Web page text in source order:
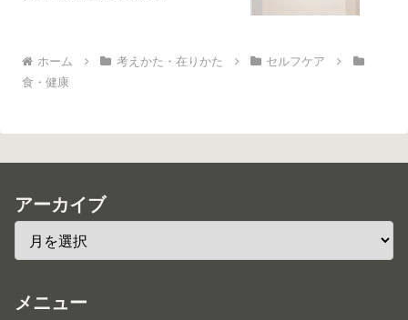
ホーム 考えかた・在りかた
セルフケア
食・健康
アーカイブ
メニュー